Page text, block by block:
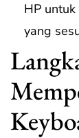
HP
yang